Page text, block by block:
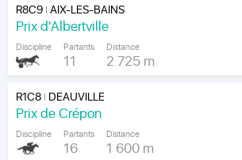
R8C9|AIX-LES-BAINS
Prix d'Albertville
Discipline Partants
11
Distance
2 725 m
R1C8| DEAUVILLE
Prix de Crépon
Discipline Partants
16
Distance
1 600 m